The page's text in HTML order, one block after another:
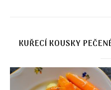
KUŘECÍ KOUSKY